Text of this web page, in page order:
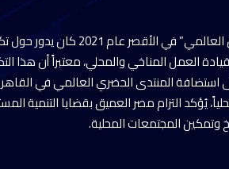
وأضاف الدكتور مصطفى مدبولي أن موضوع “يوم
العمل المناخي والمحلي، معتبراً أن هذا
من قمة المناخ في شرم الشيخ في عام 2022 إلى استضافة المنتدى الحضري
يُؤكد التزام مصر العميق بقضايا التنمية
وتمكين المجتمعات المحلية.